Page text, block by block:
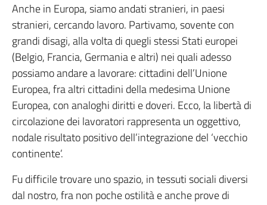
Anche in Europa, siamo andati stranieri, in paesi
stranieri, cercando lavoro. Partivamo, sovente con
grandi disagi, alla volta di quegli stessi Stati europei
(Belgio, Francia, Germania e altri) nei quali adesso
possiamo andare a lavorare: cittadini dell’Unione
Europea, fra altri cittadini della medesima Unione
Europea, con analoghi diritti e doveri. Ecco, la libertà di
circolazione dei lavoratori rappresenta un oggettivo,
nodale risultato positivo dell’integrazione del ‘vecchio
continente’.
Fu difficile trovare uno spazio, in tessuti sociali diversi
dal nostro, fra non poche ostilità e anche prove di